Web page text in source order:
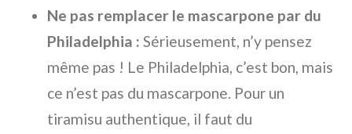
Ne pas remplacer le mascarpone par du
Philadelphia : Sérieusement, n’y pensez
même pas ! Le Philadelphia, c’est bon, mais
ce n’est pas du mascarpone. Pour un
tiramisu authentique, il faut du